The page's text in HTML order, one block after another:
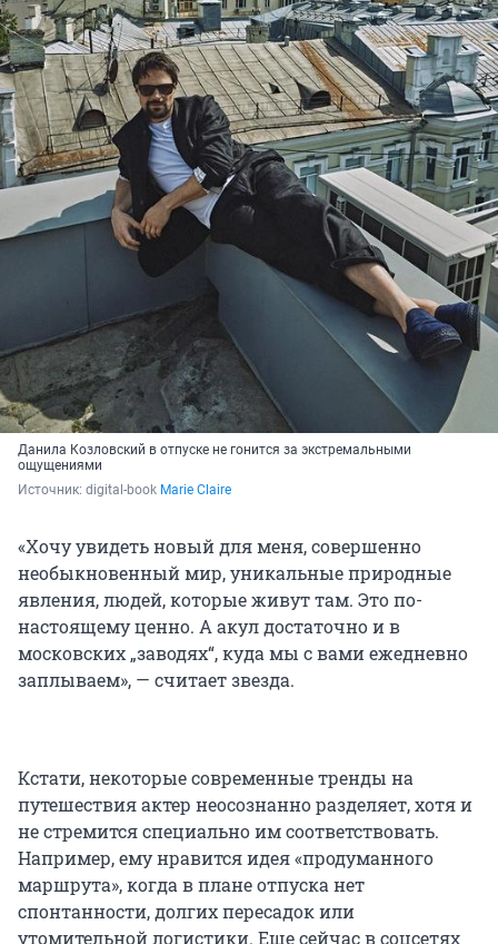
Данила Козловский в отпуске не гонится за экстремальными
ощущениями
Источник: digital-book Marie Claire
«Хочу увидеть новый для меня, совершенно
необыкновенный мир, уникальные природные
явления, людей, которые живут там. Это по-
настоящему ценно. А акул достаточно и в
московских „заводях“, куда мы с вами ежедневно
заплываем», — считает звезда.
Кстати, некоторые современные тренды на
путешествия актер неосознанно разделяет, хотя и
не стремится специально им соответствовать.
Например, ему нравится идея «продуманного
маршрута», когда в плане отпуска нет
спонтанности, долгих пересадок или
утомительной логистики. Еще сейчас в соцсетях